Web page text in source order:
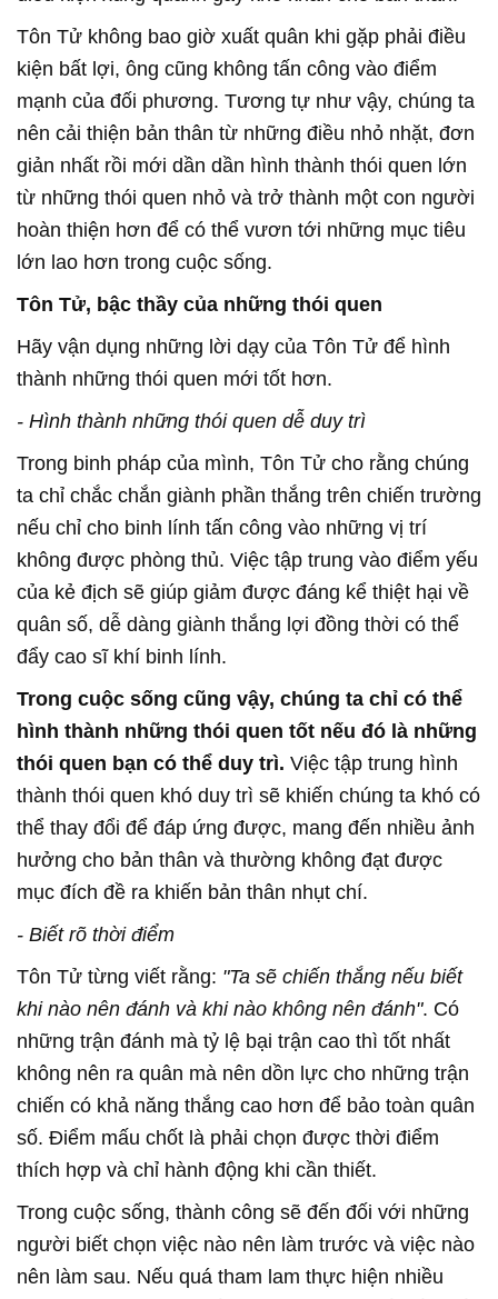
Tôn Tử không bao giờ xuất quân khi gặp phải điều
kiện bất lợi, ông cũng không tấn công vào điểm
mạnh của đối phương. Tương tự như vậy, chúng ta
nên cải thiện bản thân từ những điều nhỏ nhặt, đơn
giản nhất rồi mới dần dần hình thành thói quen lớn
từ những thói quen nhỏ và trở thành một con người
hoàn thiện hơn để có thể vươn tới những mục tiêu
lớn lao hơn trong cuộc sống.
Tôn Tử, bậc thầy của những thói quen
Hãy vận dụng những lời dạy của Tôn Tử để hình
thành những thói quen mới tốt hơn.
- Hình thành những thói quen dễ duy trì
Trong binh pháp của mình, Tôn Tử cho rằng chúng
ta chỉ chắc chắn giành phần thắng trên chiến trường
nếu chỉ cho binh lính tấn công vào những vị trí
không được phòng thủ. Việc tập trung vào điểm yếu
của kẻ địch sẽ giúp giảm được đáng kể thiệt hại về
quân số, dễ dàng giành thắng lợi đồng thời có thể
đẩy cao sĩ khí binh lính.
Trong cuộc sống cũng vậy, chúng ta chỉ có thể
hình thành những thói quen tốt nếu đó là những
thói quen bạn có thể duy trì. Việc tập trung hình
thành thói quen khó duy trì sẽ khiến chúng ta khó có
thể thay đổi để đáp ứng được, mang đến nhiều ảnh
hưởng cho bản thân và thường không đạt được
mục đích đề ra khiến bản thân nhụt chí.
- Biết rõ thời điểm
Tôn Tử từng viết rằng: "Ta sẽ chiến thắng nếu biết
khi nào nên đánh và khi nào không nên đánh". Có
những trận đánh mà tỷ lệ bại trận cao thì tốt nhất
không nên ra quân mà nên dồn lực cho những trận
chiến có khả năng thắng cao hơn để bảo toàn quân
số. Điểm mấu chốt là phải chọn được thời điểm
thích hợp và chỉ hành động khi cần thiết.
Trong cuộc sống, thành công sẽ đến đối với những
người biết chọn việc nào nên làm trước và việc nào
nên làm sau. Nếu quá tham lam thực hiện nhiều